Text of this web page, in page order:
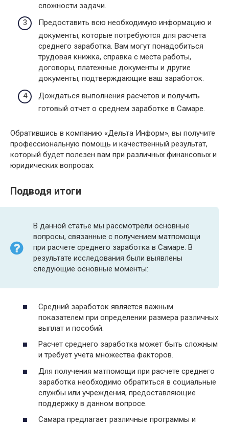
сложности задачи.
Предоставить всю необходимую информацию и
документы, которые потребуются для расчета
среднего заработка. Вам могут понадобиться
трудовая книжка, справка с места работы,
договоры, платежные документы и другие
документы, подтверждающие ваш заработок.
Дождаться выполнения расчетов и получить
готовый отчет о среднем заработке в Самаре.
Обратившись в компанию «Дельта Информ», вы получите
профессиональную помощь и качественный результат,
который будет полезен вам при различных финансовых и
юридических вопросах.
Подводя итоги
В данной статье мы рассмотрели основные
вопросы, связанные с получением матпомощи
при расчете среднего заработка в Самаре. В
результате исследования были выявлены
следующие основные моменты:
Средний заработок является важным
показателем при определении размера различных
выплат и пособий.
Расчет среднего заработка может быть сложным
и требует учета множества факторов.
Для получения матпомощи при расчете среднего
заработка необходимо обратиться в социальные
службы или учреждения, предоставляющие
поддержку в данном вопросе.
Самара предлагает различные программы и